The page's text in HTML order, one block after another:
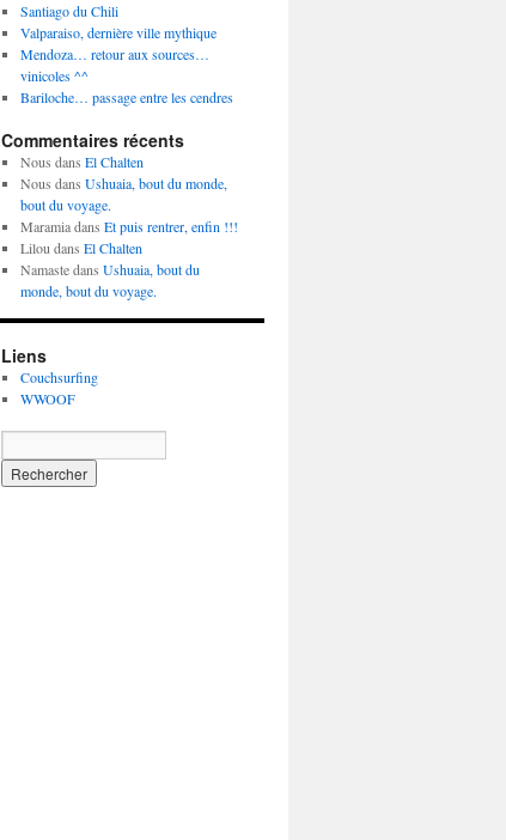
Santiago du Chili
Valparaiso, dernière ville mythique
Mendoza… retour aux sources…
vinicoles ^^
Bariloche… passage entre les cendres
Commentaires récents
Nous dans El Chalten
Nous dans Ushuaia, bout du monde,
bout du voyage.
Maramiadans Et puis rentrer, enfin !!!
Lilou dans El Chalten
Namastedans Ushuaia, bout du
monde, bout du voyage.
Liens
Couchsurfing
WWOOF